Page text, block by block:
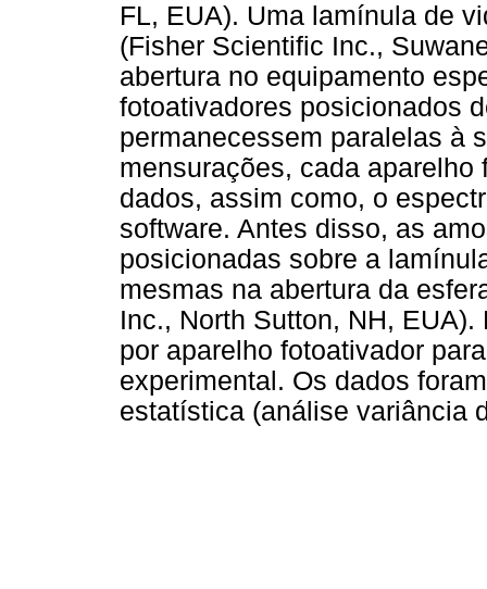
FL, EUA). Uma lamínula de
(Fisher Scientific Inc.,
abertura no equipamento
fotoativadores posicionados
permanecessem paralelas à
mensurações, cada
dados, assim como, o
software. Antes disso, as
posicionadas sobre a
mesmas na abertura da
Inc., North Sutton, NH,
por aparelho fotoativador
experimental. Os dados
estatística (análise variância